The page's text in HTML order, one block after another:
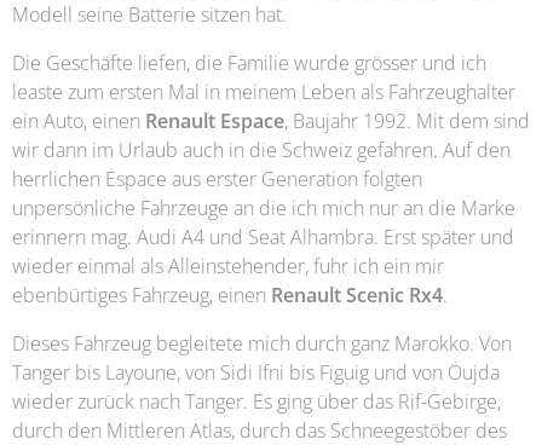
Modell seine Batterie sitzen hat.
Die Geschäfte liefen, die Familie wurde grösser und ich
leaste zum ersten Mal in meinem Leben als Fahrzeughalter
ein Auto, einen Renault Espace, Baujahr 1992. Mit dem sind
wir dann im Urlaub auch in die Schweiz gefahren. Auf den
herrlichen Espace aus erster Generation folgten
unpersönliche Fahrzeuge an die ich mich nur an die Marke
erinnern mag. Audi A4 und Seat Alhambra. Erst später und
wieder einmal als Alleinstehender, fuhr ich ein mir
ebenbürtiges Fahrzeug, einen Renault Scenic Rx4.
Dieses Fahrzeug begleitete mich durch ganz Marokko. Von
Tanger bis Layoune, von Sidi Ifni bis Figuig und von Oujda
wieder zurück nach Tanger. Es ging über das Rif-Gebirge,
durch den Mittleren Atlas, durch das Schneegestöber des